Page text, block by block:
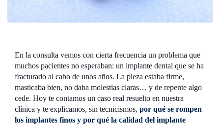
En la consulta vemos con cierta frecuencia un problema que
muchos pacientes no esperaban: un implante dental que se ha
fracturado al cabo de unos años. La pieza estaba firme,
masticaba bien, no daba molestias claras… y de repente algo
cede. Hoy te contamos un caso real resuelto en nuestra
clínica y te explicamos, sin tecnicismos, por qué se rompen
los implantes finos y por qué la calidad del implante